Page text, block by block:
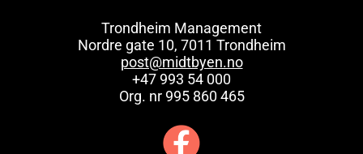
Trondheim Management
Nordre gate 10, 7011 Trondheim
post@midtbyen.no
+47 993 54 000
Org. nr 995 860 465